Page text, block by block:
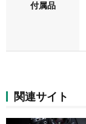
付属品
関連サイト